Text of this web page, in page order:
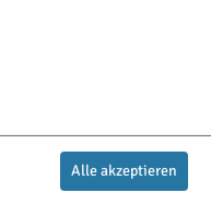
Alle akzeptieren